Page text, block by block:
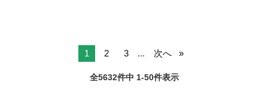
1 2 3 ... 次へ
全5632件中 1-50件表示